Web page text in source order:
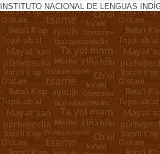
INSTITUTO NACIONAL DE LENGUAS